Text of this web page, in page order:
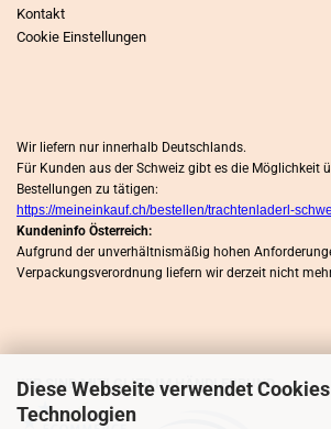
Diese Webseite verwendet
Technologien
Kontakt
Cookie Einstellungen
Wir liefern nur innerhalb Deutschlands.
Für Kunden aus der Schweiz gibt es die Möglichkeit
Bestellungen zu tätigen:
https://meineinkauf.ch/bestellen/trachtenladerl-
Kundeninfo Österreich:
Aufgrund der unverhältnismäßig hohen
Verpackungsverordnung liefern wir derzeit nicht
WIR SIND MITLGLIED IM HÄNDLERBUND